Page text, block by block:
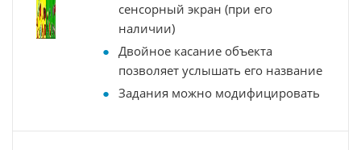
сенсорный экран (при его
наличии)
Двойное касание объекта
позволяет услышать его название
Задания можно модифицировать